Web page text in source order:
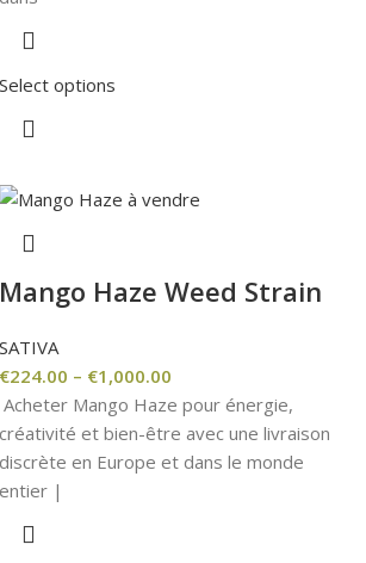
Select options
Mango Haze Weed Strain
SATIVA
€224.00 – €1,000.00
Acheter Mango Haze pour énergie,
créativité et bien-être avec une livraison
discrète en Europe et dans le monde
entier |